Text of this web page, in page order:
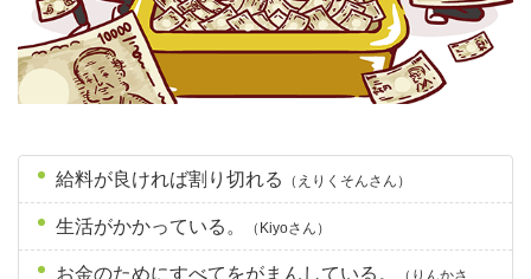
給料が良ければ割り切れる （えりくそんさん）
生活がかかっている。 （Kiyoさん）
お金のためにすべてをがまんしている。 （りんかさ